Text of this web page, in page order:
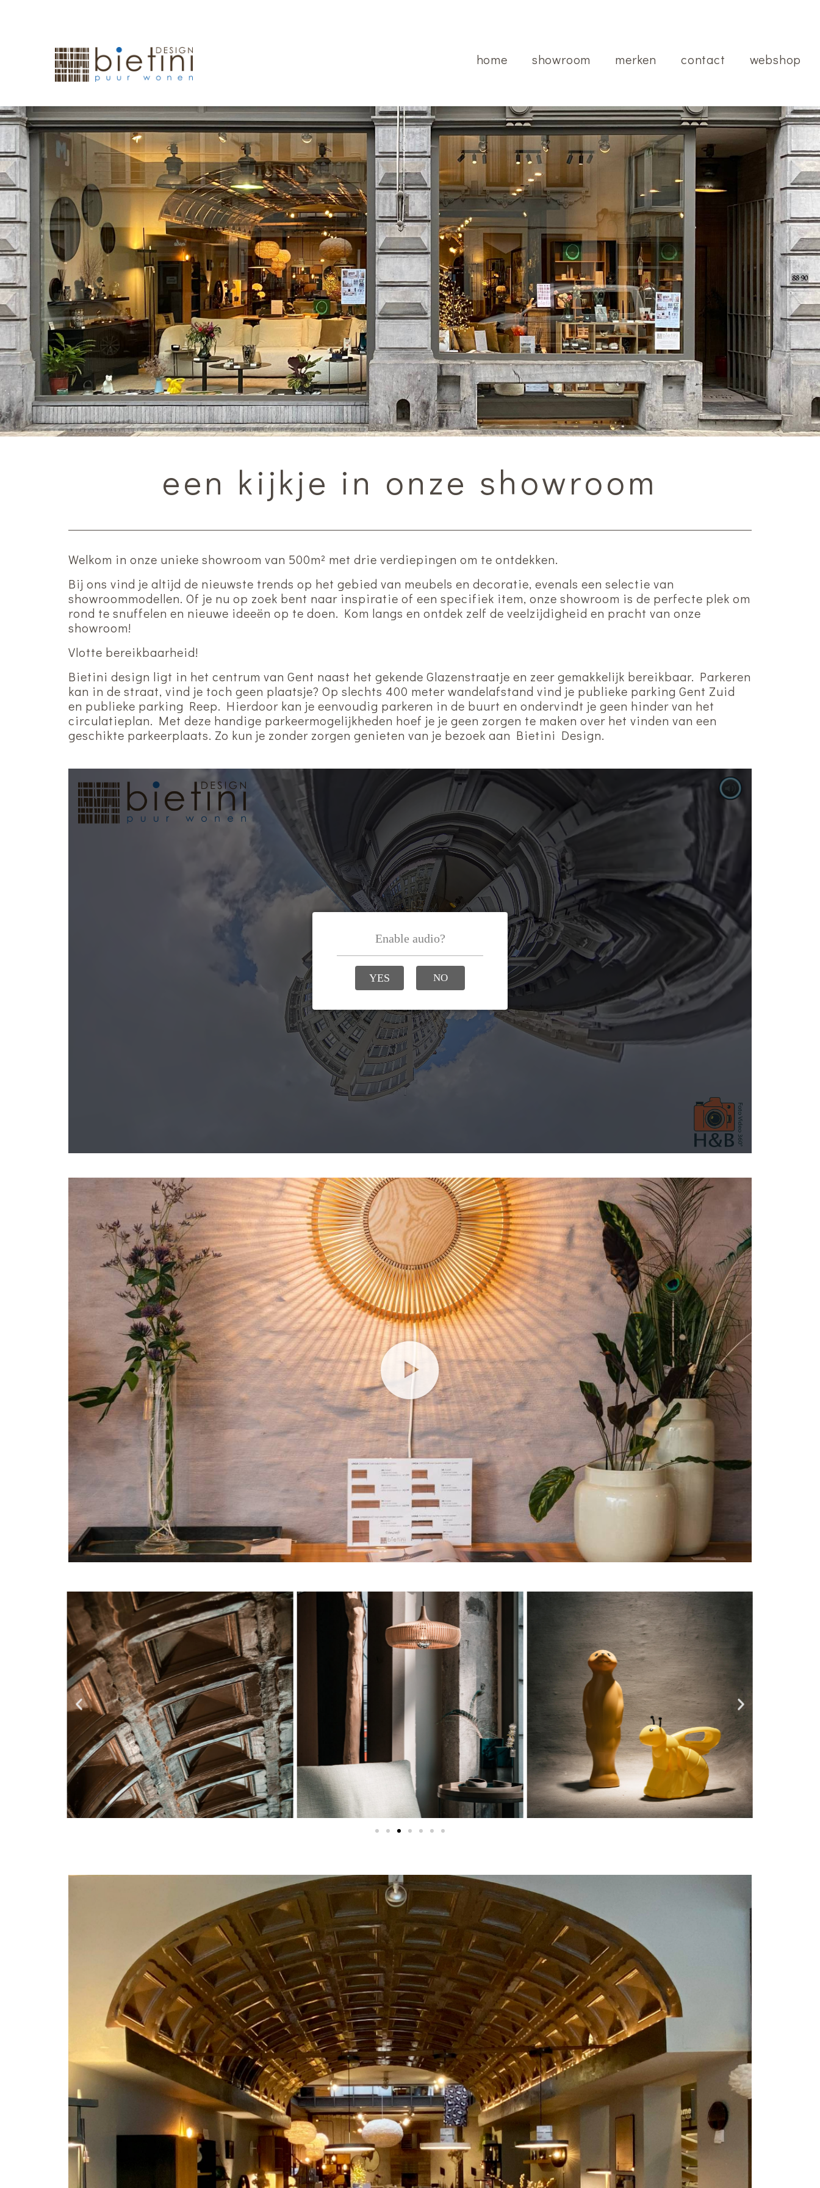
home showroom merken contact webshop
een kijkje in onze showroom
Welkom in onze unieke showroom van 500m² met drie verdiepingen om te ontdekken.
Bij ons vind je altijd de nieuwste trends op het gebied van meubels en decoratie, evenals een selectie van
showroommodellen. Of je nu op zoek bent naar inspiratie of een specifiek item, onze showroom is de perfecte plek om
rond te snuffelen en nieuwe ideeën op te doen. Kom langs en ontdek zelf de veelzijdigheid en pracht van onze
showroom!
Vlotte bereikbaarheid!
Bietini design ligt in het centrum van Gent naast het gekende Glazenstraatje en zeer gemakkelijk bereikbaar. Parkeren
kan in de straat, vind je toch geen plaatsje? Op slechts 400 meter wandelafstand vind je publieke parking Gent Zuid
en publieke parking Reep. Hierdoor kan je eenvoudig parkeren in de buurt en ondervindt je geen hinder van het
circulatieplan. Met deze handige parkeermogelijkheden hoef je je geen zorgen te maken over het vinden van een
geschikte parkeerplaats. Zo kun je zonder zorgen genieten van je bezoek aan Bietini Design.